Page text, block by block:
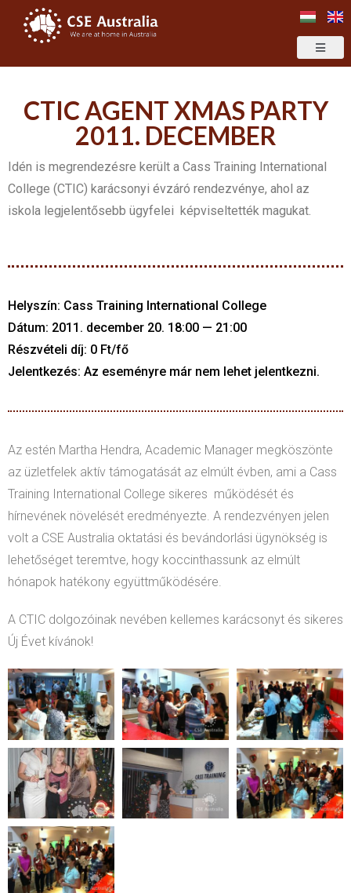
CTIC AGENT XMAS PARTY
2011. DECEMBER
Idén is megrendezésre került a Cass Training International
College (CTIC) karácsonyi évzáró rendezvénye, ahol az
iskola legjelentősebb ügyfelei képviseltették magukat.
Helyszín: Cass Training International College
Dátum: 2011. december 20. 18:00 — 21:00
Részvételi díj: 0 Ft/fő
Jelentkezés: Az eseményre már nem lehet jelentkezni.
Az estén Martha Hendra, Academic Manager megköszönte
az üzletfelek aktív támogatását az elmúlt évben, ami a Cass
Training International College sikeres működését és
hírnevének növelését eredményezte. A rendezvényen jelen
volt a CSE Australia oktatási és bevándorlási ügynökség is
lehetőséget teremtve, hogy koccinthassunk az elmúlt
hónapok hatékony együttműködésére.
A CTIC dolgozóinak nevében kellemes karácsonyt és sikeres
Új Évet kívánok!